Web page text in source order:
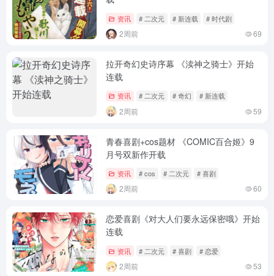
资讯 # 二次元 # 新连载 # 时代剧
2周前 69
拉开奇幻史诗序幕 《渎神之骑士》开始
连载
资讯 # 二次元 # 奇幻 # 新连载
2周前 59
青春喜剧+cos题材 《COMIC百合姬》9
月号双新作开载
资讯 # cos # 二次元 # 喜剧
2周前 60
恋爱喜剧《对大人们要永远保密哦》开始
连载
资讯 # 二次元 # 喜剧 # 恋爱
2周前 53